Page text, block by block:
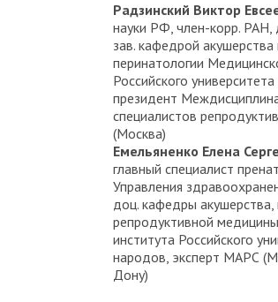
Радзинский Виктор
науки РФ, член-корр. РАН,
зав. кафедрой акушерства
перинатологии
Российского
президент
специалистов
(Москва)
Емельяненко Елена
главный специалист
Управления
доц. кафедры акушерства,
репродуктивной
института Российского
народов, эксперт МАРС
Дону)